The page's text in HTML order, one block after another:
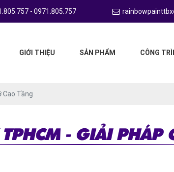
- 0971.805.757
GIỚI THIỆU SẢN PHẨM CÔNG
Cao Tầng
- GIẢI PHÁP